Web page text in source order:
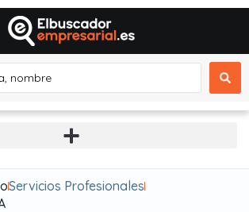
Servicios Profesionales